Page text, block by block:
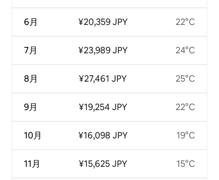
6月
7月
8月
9月
10月
11月
¥20,359 JPY
¥23,989 JPY
¥27,461 JPY
¥19,254 JPY
¥16,098 JPY
¥15,625 JPY
22°C
24°C
25°C
22°C
19°C
15°C